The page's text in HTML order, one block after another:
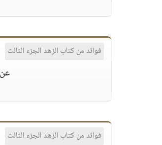
فوائد من كتاب الزهد الجزء الثالث
فوائد من كتاب الزهد الجزء الثالث